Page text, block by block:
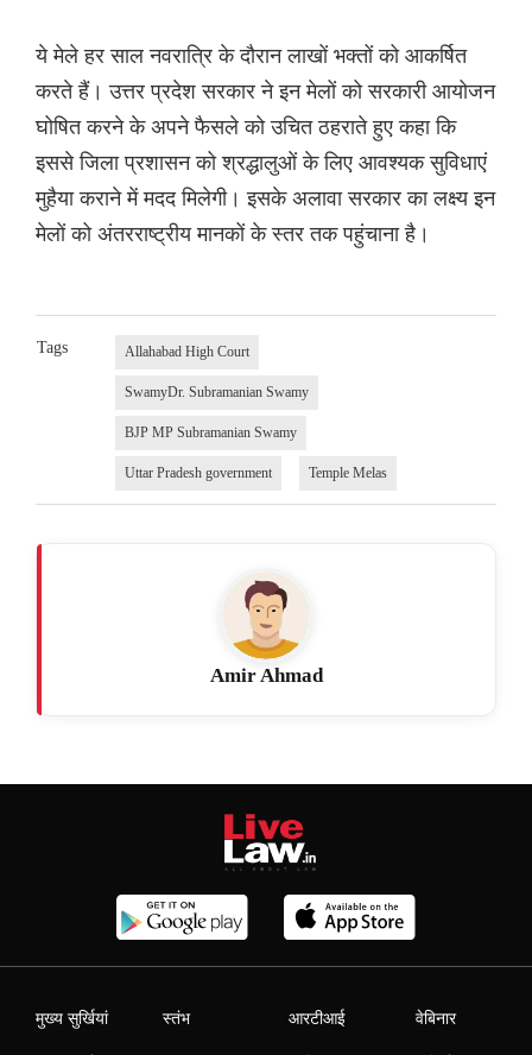
ये मेले हर साल नवरात्रि के दौरान लाखों भक्तों को आकर्षित
करते हैं। उत्तर प्रदेश सरकार ने इन मेलों को सरकारी आयोजन
घोषित करने के अपने फैसले को उचित ठहराते हुए कहा कि
इससे जिला प्रशासन को श्रद्धालुओं के लिए आवश्यक सुविधाएं
मुहैया कराने में मदद मिलेगी। इसके अलावा सरकार का लक्ष्य इन
मेलों को अंतरराष्ट्रीय मानकों के स्तर तक पहुंचाना है।
Tags Allahabad High Court
SwamyDr. Subramanian Swamy
BJP MP Subramanian Swamy
Uttar Pradesh government Temple Melas
Amir Ahmad
मुख्य सुर्खियां स्तंभ आरटीआई वेबिनार